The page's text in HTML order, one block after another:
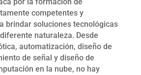
competentes y
brindar soluciones tecnológicas
naturaleza. Desde
automatización, diseño de
de señal y diseño de
en la nube, no hay